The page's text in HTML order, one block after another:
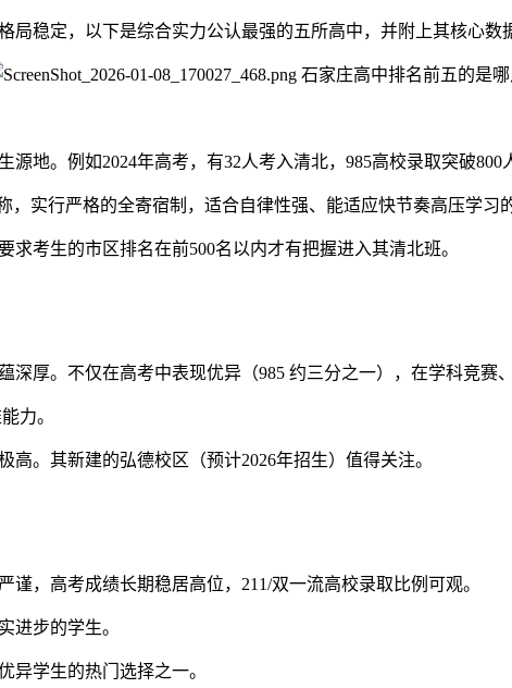
稳定，以下是综合实力公认最强的五所高中，并附上其核心数
地。例如2024年高考，有32人考入清北，985高校录取突破800
实行严格的全寄宿制，适合自律性强、能适应快节奏高压学习
考生的市区排名在前500名以内才有把握进入其清北班。
厚。不仅在高考中表现优异（985 约三分之一），在学科竞赛
力。
。其新建的弘德校区（预计2026年招生）值得关注。
，高考成绩长期稳居高位，211/双一流高校录取比例可观。
进步的学生。
异学生的热门选择之一。